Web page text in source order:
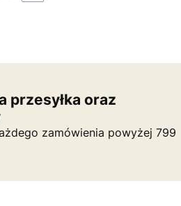
przesyłka oraz
zamówienia powyżej 799